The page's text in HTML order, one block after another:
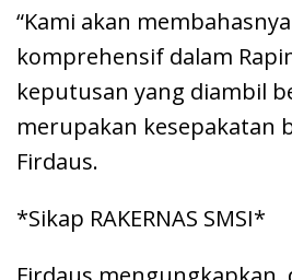
“Kami akan
komprehensif dalam
keputusan yang diambil
merupakan kesepakatan
Firdaus.
*Sikap RAKERNAS SMSI*